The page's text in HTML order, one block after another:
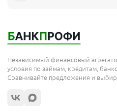
Независимый финансовый
условия по займам, кредитам,
Сравнивайте предложения и